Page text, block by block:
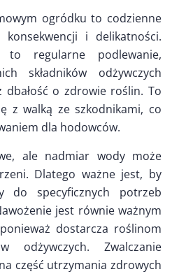
ogródku to codzienne
i delikatności.
to regularne podlewanie,
składników odżywczych
o zdrowie roślin. To
z walką ze szkodnikami, co
dla hodowców.
ale nadmiar wody może
Dlatego ważne jest, by
do specyficznych potrzeb
jest równie ważnym
dostarcza roślinom
odżywczych. Zwalczanie
część utrzymania zdrowych